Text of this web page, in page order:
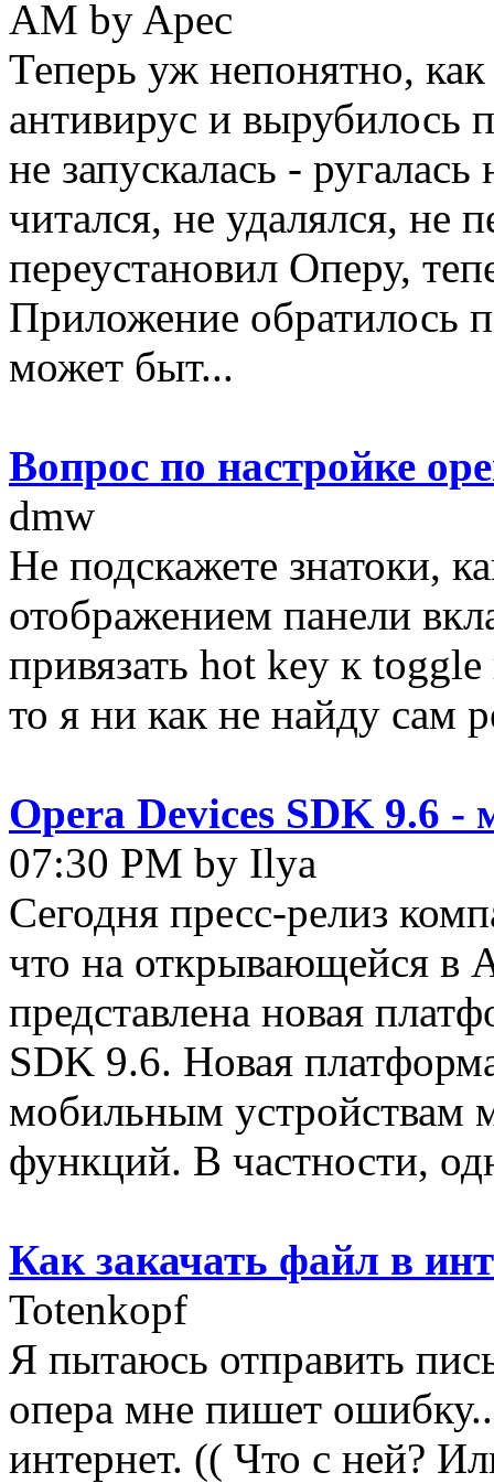
AM by Apec
Теперь уж непонятно,
антивирус и
не запускалась -
читался, не удалялся, не
переустановил Оперу,
Приложение обратилось
может быт...
Вопрос по настройке
dmw
Не подскажете знатоки,
отображением панели
привязать hot key к
то я ни как не найду сам
Opera Devices SDK 9.6 -
07:30 PM by Ilya
Сегодня пресс-релиз
что на открывающейся в
представлена новая
SDK 9.6. Новая
мобильным устройствам
функций. В частности,
Как закачать файл в
Totenkopf
Я пытаюсь отправить
опера мне пишет
интернет. (( Что с ней?